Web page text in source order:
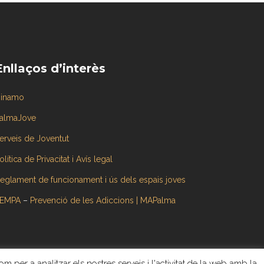
d’interès
de Joventut
de Privacitat i Avís legal
de funcionament i ús dels espais joves
– Prevenció de les Adiccions | MAPalma